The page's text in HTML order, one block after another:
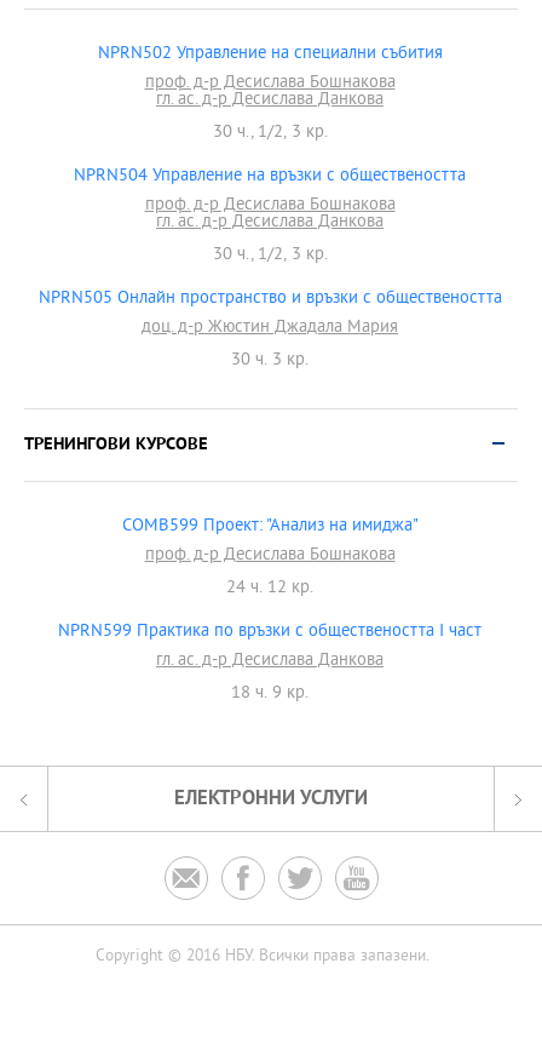
NPRN502 Управление на специални събития
проф. д-р Десислава Бошнакова
гл. ас. д-р Десислава Данкова
30 ч., 1/2, 3 кр.
NPRN504 Управление на връзки с обществеността
проф. д-р Десислава Бошнакова
гл. ас. д-р Десислава Данкова
30 ч., 1/2, 3 кр.
NPRN505 Онлайн пространство и връзки с обществеността
доц. д-р Жюстин Джадала Мария
30 ч. 3 кр.
ТРЕНИНГОВИ КУРСОВЕ
COMB599 Проект: "Анализ на имиджа"
проф. д-р Десислава Бошнакова
24 ч. 12 кр.
NPRN599 Практика по връзки с обществеността І част
гл. ас. д-р Десислава Данкова
18 ч. 9 кр.
ЕЛЕКТРОННИ УСЛУГИ
   
Copyright © 2016 НБУ. Всички права запазени.